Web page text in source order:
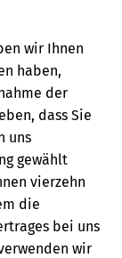
wir Ihnen
haben,
der
dass Sie
uns
gewählt
vierzehn
die
bei uns
wir